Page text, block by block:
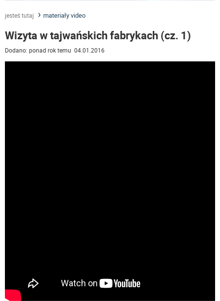
jesteś tutaj materiały video
Wizyta w tajwańskich fabrykach (cz. 1)
Dodano: ponad rok temu 04.01.2016